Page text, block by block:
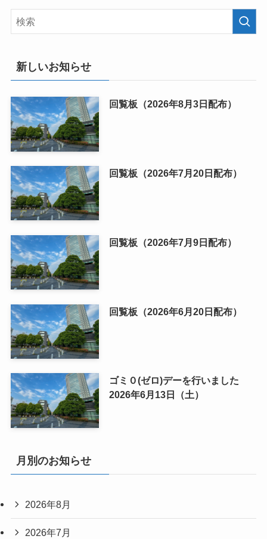
新しいお知らせ
回覧板（2026年8月3日配布）
回覧板（2026年7月20日配布）
回覧板（2026年7月9日配布）
回覧板（2026年6月20日配布）
ゴミ０(ゼロ)デーを行いました
2026年6月13日（土）
月別のお知らせ
2026年8月
2026年7月